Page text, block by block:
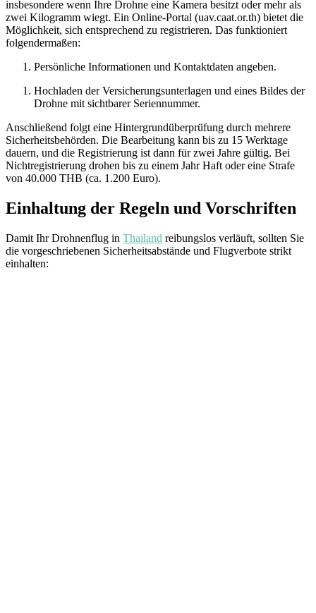
insbesondere wenn Ihre Drohne eine Kamera besitzt oder mehr als
zwei Kilogramm wiegt. Ein Online-Portal (uav.caat.or.th) bietet die
Möglichkeit, sich entsprechend zu registrieren. Das funktioniert
folgendermaßen:
Persönliche Informationen und Kontaktdaten angeben.
Hochladen der Versicherungsunterlagen und eines Bildes der
Drohne mit sichtbarer Seriennummer.
Anschließend folgt eine Hintergrundüberprüfung durch mehrere
Sicherheitsbehörden. Die Bearbeitung kann bis zu 15 Werktage
dauern, und die Registrierung ist dann für zwei Jahre gültig. Bei
Nichtregistrierung drohen bis zu einem Jahr Haft oder eine Strafe
von 40.000 THB (ca. 1.200 Euro).
Einhaltung der Regeln und Vorschriften
Damit Ihr Drohnenflug in Thailand reibungslos verläuft, sollten Sie
die vorgeschriebenen Sicherheitsabstände und Flugverbote strikt
einhalten: